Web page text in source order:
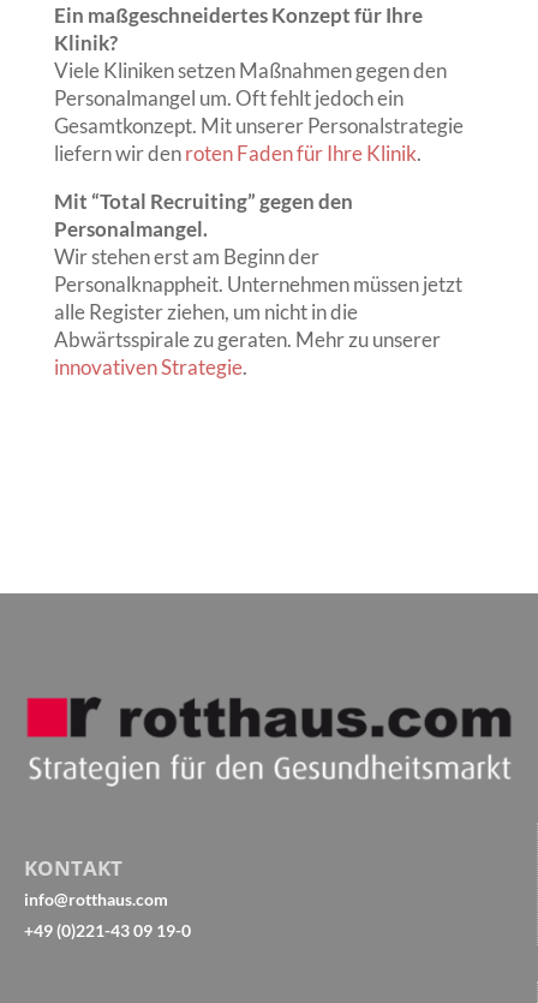
Ein maßgeschneidertes Konzept für Ihre
Klinik?
Viele Kliniken setzen Maßnahmen gegen den
Personalmangel um. Oft fehlt jedoch ein
Gesamtkonzept. Mit unserer Personalstrategie
liefern wir denroten Faden für Ihre Klinik.
Mit “Total Recruiting” gegen den
Personalmangel.
Wir stehen erst am Beginn der
Personalknappheit. Unternehmen müssen jetzt
alle Register ziehen, um nicht in die
Abwärtsspirale zu geraten. Mehr zu unserer
innovativen Strategie.
KONTAKT
info@rotthaus.com
+49 (0)221-43 09 19-0